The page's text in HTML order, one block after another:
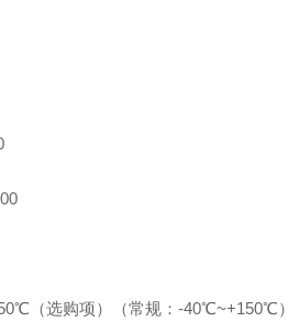
（选购项）（常规：-40℃~+150℃）